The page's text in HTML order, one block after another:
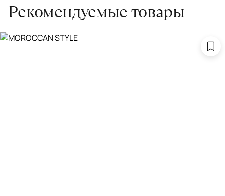
заборе ковра экспертом либо привозите его в салон.
Рекомендуемые товары